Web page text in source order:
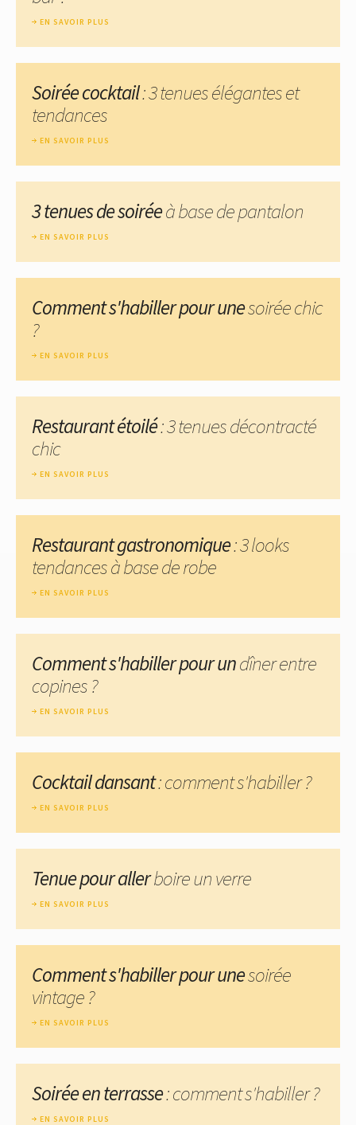
EN SAVOIR PLUS
Soirée cocktail: 3 tenues élégantes et
tendances
EN SAVOIR PLUS
3 tenues de soiréeà base de pantalon
EN SAVOIR PLUS
Comment s'habiller pour unesoirée chic
?
EN SAVOIR PLUS
Restaurant étoilé: 3 tenues décontracté
chic
EN SAVOIR PLUS
Restaurant gastronomique: 3 looks
tendances à base de robe
EN SAVOIR PLUS
Comment s'habiller pour undîner entre
copines ?
EN SAVOIR PLUS
Cocktail dansant: comment s'habiller ?
EN SAVOIR PLUS
Tenue pour allerboire un verre
EN SAVOIR PLUS
Comment s'habiller pour unesoirée
vintage ?
EN SAVOIR PLUS
Soirée en terrasse: comment s'habiller ?
EN SAVOIR PLUS